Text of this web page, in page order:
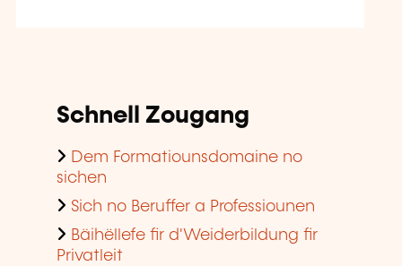
Schnell Zougang
Dem Formatiounsdomaine no
sichen
Sich no Beruffer a Professiounen
Bäihëllefe fir d'Weiderbildung fir
Privatleit